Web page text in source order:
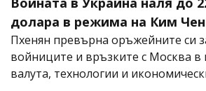
долара в режима на Ким
Пхенян превърна оръжейните си
войниците и връзките с Москва в
валута, технологии и